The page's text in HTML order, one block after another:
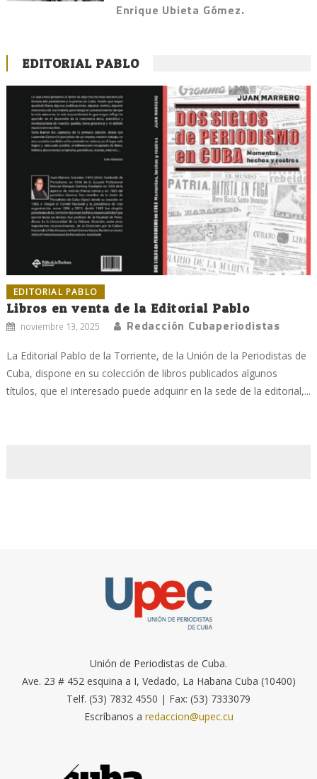
Enrique Ubieta Gómez.
EDITORIAL PABLO
EDITORIAL PABLO
Libros en venta de la Editorial Pablo
noviembre 13, 2025 Redacción Cubaperiodistas
La Editorial Pablo de la Torriente, de la Unión de la Periodistas de
Cuba, dispone en su colección de libros publicados algunos
títulos, que el interesado puede adquirir en la sede de la editorial,...
Unión de Periodistas de Cuba.
Ave. 23 # 452 esquina a I, Vedado, La Habana Cuba (10400)
Telf. (53) 7832 4550 | Fax: (53) 7333079
Escríbanos a redaccion@upec.cu